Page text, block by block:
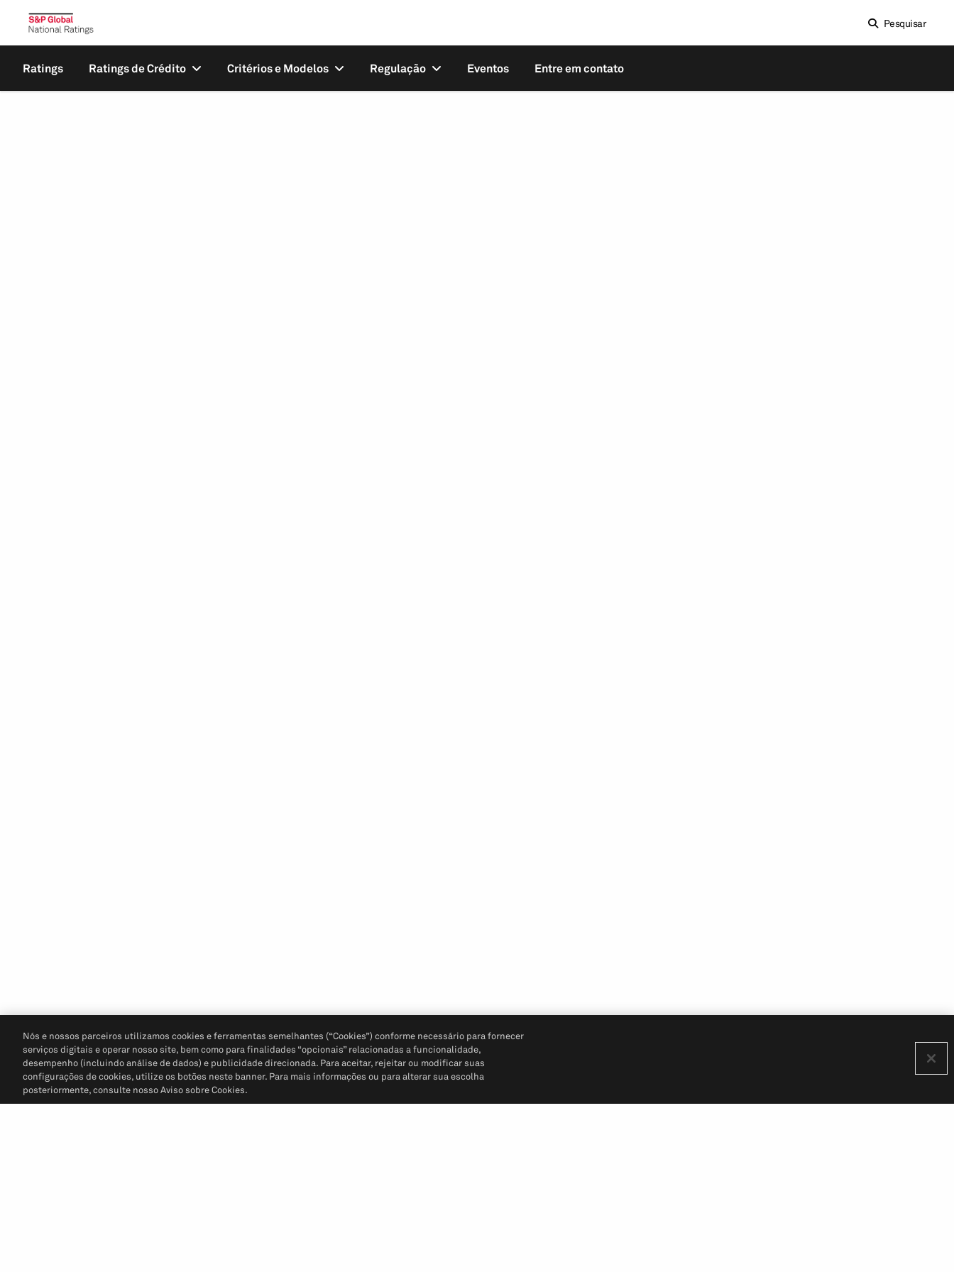
Pesquisar
Ratings Ratings de Crédito Critérios e Modelos Regulação Eventos Entre em contato
Nós e nossos parceiros utilizamos cookies e ferramentas semelhantes (“Cookies”) conforme necessário para fornecer
serviços digitais e operar nosso site, bem como para finalidades “opcionais” relacionadas a funcionalidade,
desempenho (incluindo análise de dados) e publicidade direcionada. Para aceitar, rejeitar ou modificar suas
configurações de cookies, utilize os botões neste banner. Para mais informações ou para alterar sua escolha
posteriormente, consulte nosso Aviso sobre Cookies.